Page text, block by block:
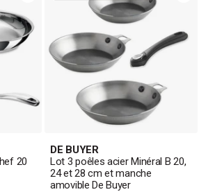
20
DE BUYER
Lot 3 poêles acier Minéral B 20,
24 et 28 cm et manche
amovible De Buyer